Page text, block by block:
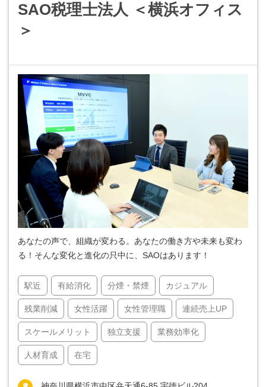
SAO税理士法人 ＜横浜オフィス
＞
あなたの声で、組織が変わる。あなたの働き方や未来も変わ
る！そんな変化と進化の只中に、SAOはあります！
駅近 有給消化 分煙・禁煙 カジュアル
残業削減 女性活躍 女性管理職 連続売上UP
スケールメリット 独立支援 業務効率化
人材育成 在宅